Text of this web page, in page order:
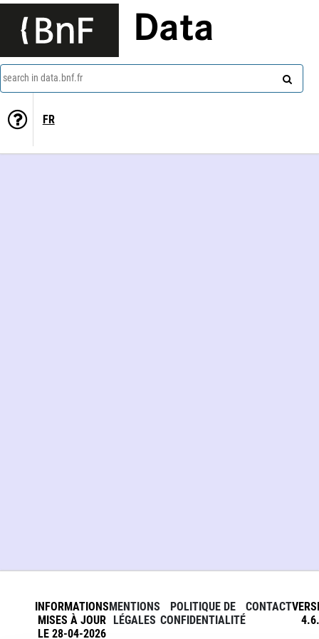
Data
search in data.bnf.fr
FR
INFORMATIONS
MISES À JOUR
LE 28-04-2026
MENTIONS
LÉGALES
POLITIQUE DE
CONFIDENTIALITÉ
CONTACT